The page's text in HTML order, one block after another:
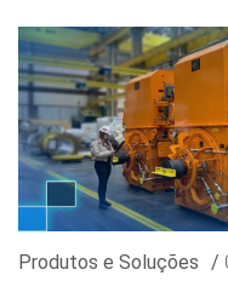
Produtos e Soluções /